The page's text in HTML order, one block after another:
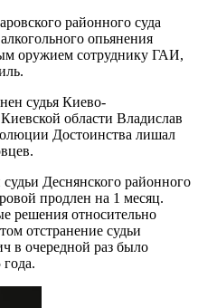
районного суда
опьянения
оружием сотруднику ГАИ,
судья Киево-
области Владислав
Достоинства лишал
Деснянского районного
продлен на 1 месяц.
решения относительно
отстранение судьи
в очередной раз было